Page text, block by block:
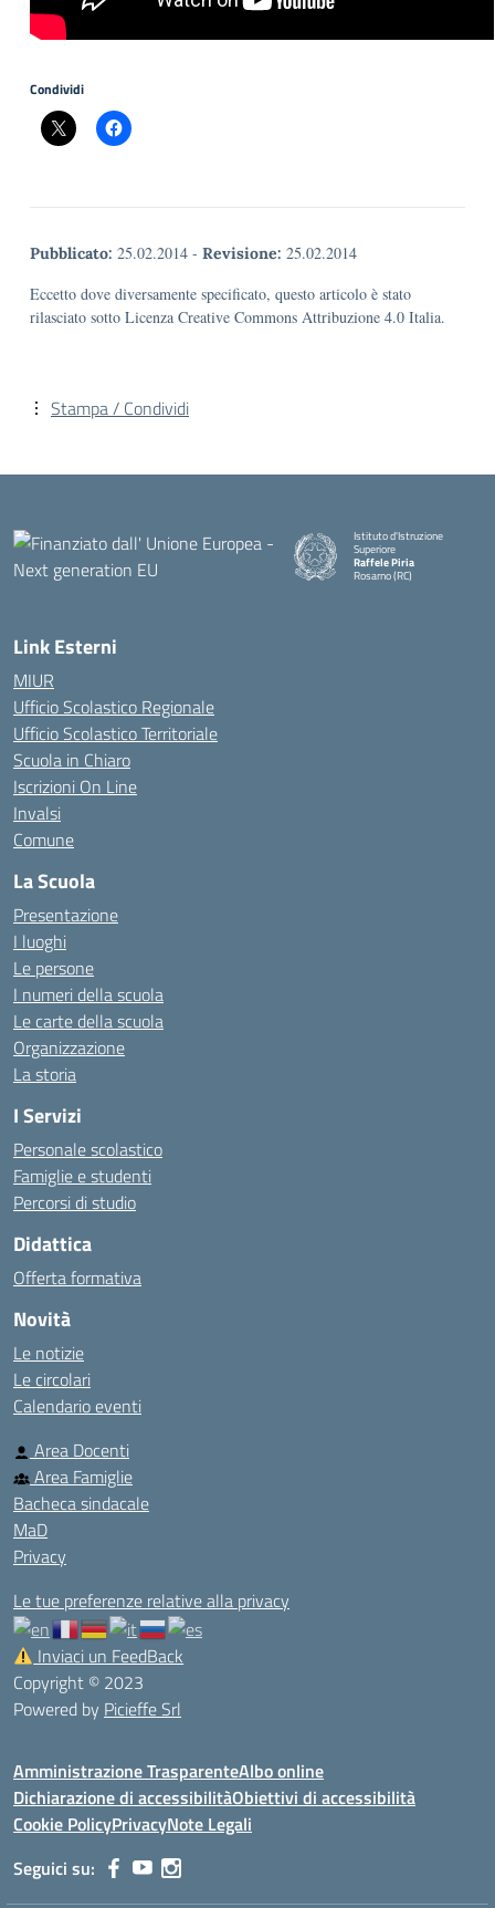
Condividi
Pubblicato: 25.02.2014 - Revisione: 25.02.2014
Eccetto dove diversamente specificato, questo articolo è stato
rilasciato sotto Licenza Creative Commons Attribuzione 4.0 Italia.
Stampa / Condividi
Istituto d'Istruzione
Superiore
Raffele Piria
Rosarno (RC)
Link Esterni
MIUR
Ufficio Scolastico Regionale
Ufficio Scolastico Territoriale
Scuola in Chiaro
Iscrizioni On Line
Invalsi
Comune
La Scuola
Presentazione
I luoghi
Le persone
I numeri della scuola
Le carte della scuola
Organizzazione
La storia
I Servizi
Personale scolastico
Famiglie e studenti
Percorsi di studio
Didattica
Offerta formativa
Novità
Le notizie
Le circolari
Calendario eventi
Area Docenti
Area Famiglie
Bacheca sindacale
MaD
Privacy
Le tue preferenze relative alla privacy
Inviaci un FeedBack
Copyright © 2023
Powered by Picieffe Srl
Amministrazione TrasparenteAlbo online
Dichiarazione di accessibilitàObiettivi di accessibilità
Cookie PolicyPrivacyNote Legali
Seguici su: